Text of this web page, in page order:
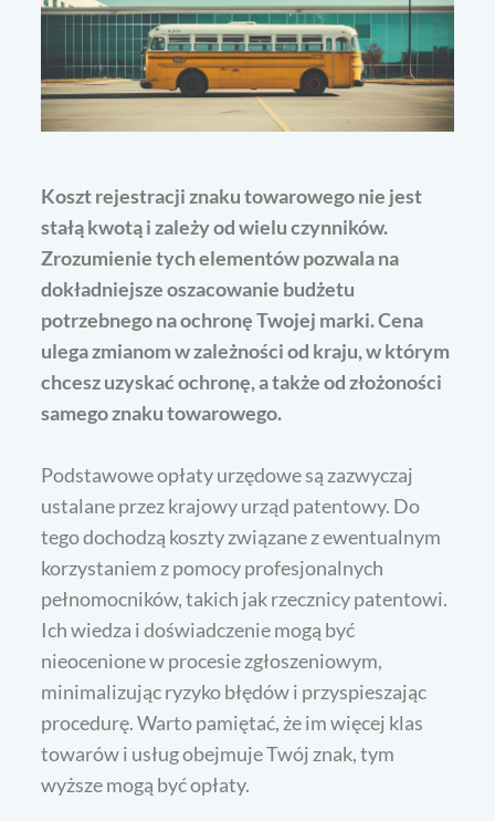
Koszt rejestracji znaku towarowego nie jest
stałą kwotą i zależy od wielu czynników.
Zrozumienie tych elementów pozwala na
dokładniejsze oszacowanie budżetu
potrzebnego na ochronę Twojej marki. Cena
ulega zmianom w zależności od kraju, w którym
chcesz uzyskać ochronę, a także od złożoności
samego znaku towarowego.
Podstawowe opłaty urzędowe są zazwyczaj
ustalane przez krajowy urząd patentowy. Do
tego dochodzą koszty związane z ewentualnym
korzystaniem z pomocy profesjonalnych
pełnomocników, takich jak rzecznicy patentowi.
Ich wiedza i doświadczenie mogą być
nieocenione w procesie zgłoszeniowym,
minimalizując ryzyko błędów i przyspieszając
procedurę. Warto pamiętać, że im więcej klas
towarów i usług obejmuje Twój znak, tym
wyższe mogą być opłaty.